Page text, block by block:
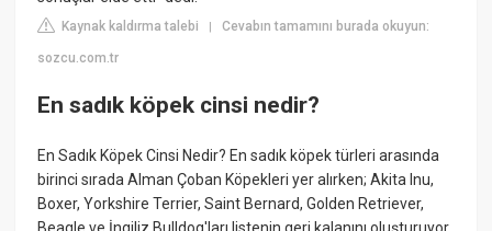
Kaynak kaldırma talebi |Cevabın tamamını burada okuyun:
sozcu.com.tr
En sadık köpek cinsi nedir?
En Sadık Köpek Cinsi Nedir? En sadık köpek türleri arasında
birinci sırada Alman Çoban Köpekleri yer alırken; Akita Inu,
Boxer, Yorkshire Terrier, Saint Bernard, Golden Retriever,
Beagle ve İngiliz Bulldog'ları listenin geri kalanını oluşturuyor.